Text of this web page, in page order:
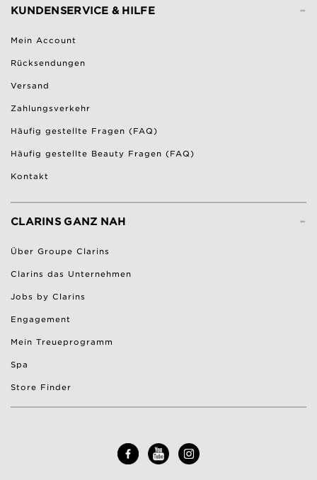
-
KUNDENSERVICE & HILFE
Mein Account
Rücksendungen
Versand
Zahlungsverkehr
Häufig gestellte Fragen (FAQ)
Häufig gestellte Beauty Fragen (FAQ)
Kontakt
-
CLARINS GANZ NAH
Über Groupe Clarins
Clarins das Unternehmen
Jobs by Clarins
Engagement
Mein Treueprogramm
Spa
Store Finder